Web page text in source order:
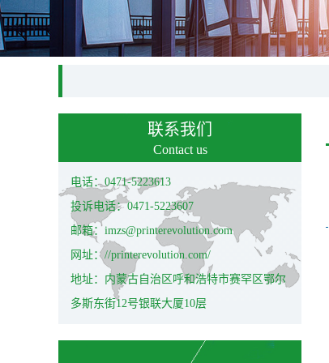
联系我们
Contact us
电话：0471-5223613
投诉电话：0471-5223607
邮箱：imzs@printerevolution.com
网址：//printerevolution.com/
地址：内蒙古自治区呼和浩特市赛罕区鄂尔
多斯东街12号银联大厦10层